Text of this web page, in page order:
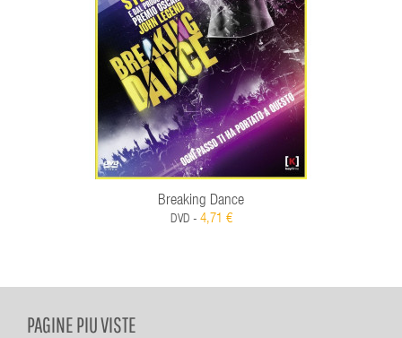
Breaking Dance
DVD - 4,71 €
PAGINE PIU VISTE